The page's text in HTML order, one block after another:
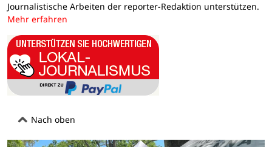
Journalistische Arbeiten der reporter-Redaktion unterstützen.
Mehr erfahren
Nach oben